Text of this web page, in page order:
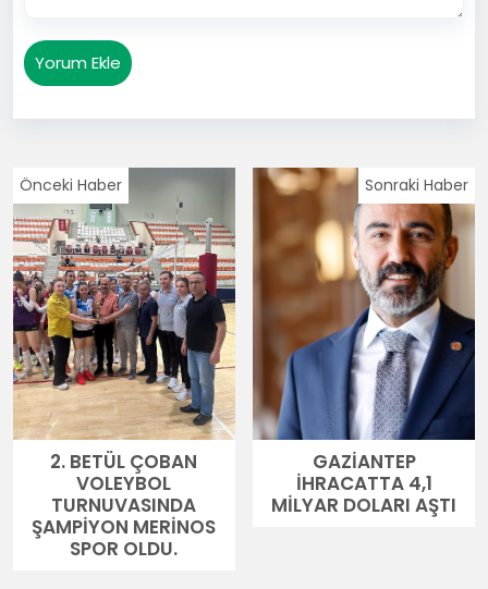
Yorum Ekle
Önceki Haber
2. BETÜL ÇOBAN
VOLEYBOL
TURNUVASINDA
ŞAMPİYON MERİNOS
SPOR OLDU.
Sonraki Haber
GAZİANTEP
İHRACATTA 4,1
MİLYAR DOLARI AŞTI